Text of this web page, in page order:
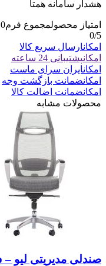
هشدار سامانه همتا
امتیاز محصولمجموع فرم0
0/5
امکانارسال سریع کالا
امکانپشتیبانی 24 ساعته
امکانایران سرای ماست
امکانضمانت بازگشت وجه
امکانضمانت اضالت کالا
محصولات مشابه
صندلی مدیریتی لیو – I91gsp